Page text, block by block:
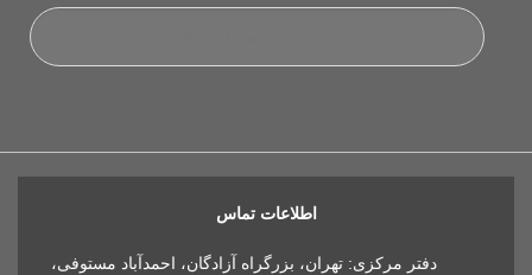
اطلاعات تماس
دفتر مرکزی: تهران، بزرگراه آزادگان، احمدآباد مستوفی،